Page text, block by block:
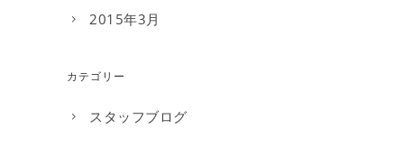
2015年3月
カテゴリー
スタッフブログ